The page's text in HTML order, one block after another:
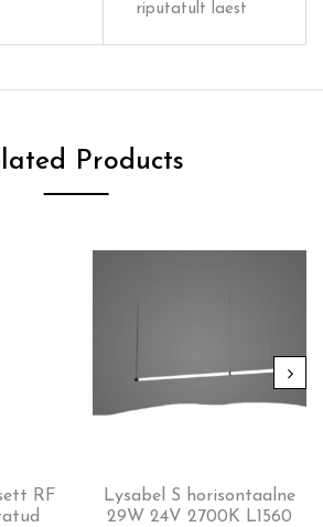
riputatult laest
Products
RF
Lysabel S horisontaalne
29W 24V 2700K L1560